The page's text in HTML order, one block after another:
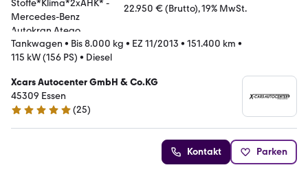
22.950 € (Brutto) 19% MwSt.
Tankwagen • Bis 8.000 kg • EZ 11/2013 • 151.400 km •
115 kW (156 PS) • Diesel
Xcars Autocenter GmbH & Co.KG
45309 Essen
5 Sterne
(25)
Kontakt Parken